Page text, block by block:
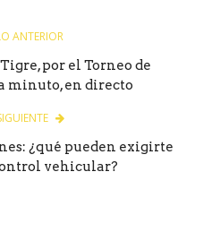
ANTERIOR
por el Torneo de
minuto, en directo
¿qué pueden exigirte
vehicular?